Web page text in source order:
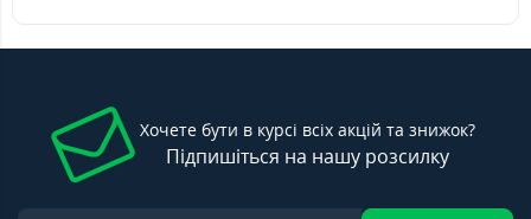
Хочете бути в курсі всіх акцій та знижок?
Підпишіться на нашу розсилку